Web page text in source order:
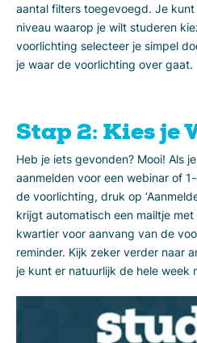
aantal filters toegevoegd. Je
niveau waarop je wilt studeren
voorlichting selecteer je simpel
je waar de voorlichting over gaat.
Stap 2: Kies je
Heb je iets gevonden? Mooi! Als
aanmelden voor een webinar of
de voorlichting, druk op
krijgt automatisch een mailtje
kwartier voor aanvang van de
reminder. Kijk zeker verder naar
je kunt er natuurlijk de hele week